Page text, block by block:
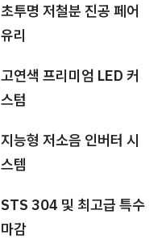
초투명 저철분 진공 페어
유리
고연색 프리미엄 LED 커
스텀
지능형 저소음 인버터 시
스템
STS 304 및 최고급 특수
마감